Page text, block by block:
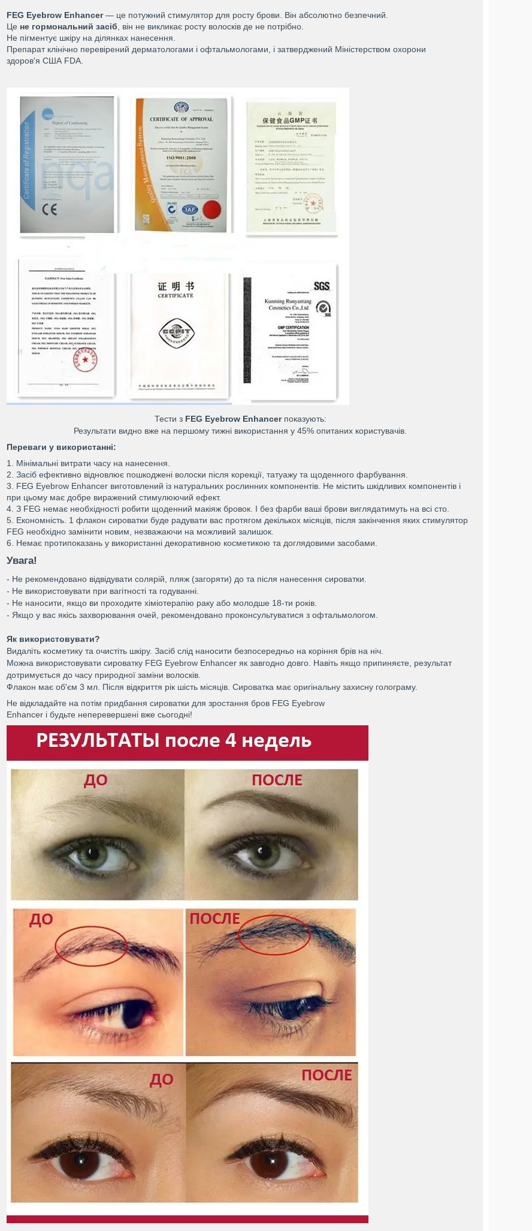
FEG Eyebrow Enhancer— це потужний стимулятор для росту брови. Він абсолютно безпечний.
Це не гормональний засіб , він не викликає росту волосків де не потрібно.
Не пігментує шкіру на ділянках нанесення.
Препарат клінічно перевірений дерматологами і офтальмологами, і затверджений Міністерством охорони
здоров'я США FDA.
Тести зFEG Eyebrow Enhancer показують:
Результати видно вже на першому тижні використання у 45% опитаних користувачів.
Переваги у використанні:
1. Мінімальні витрати часу на нанесення.
2. Засіб ефективно відновлює пошкоджені волоски після корекції, татуажу та щоденного фарбування.
3. FEG Eyebrow Enhancer виготовлений із натуральних рослинних компонентів. Не містить шкідливих компонентів і
при цьому має добре виражений стимулюючий ефект.
4. З FEG немає необхідності робити щоденний макіяж бровок. І без фарби ваші брови виглядатимуть на всі сто.
5. Економність. 1 флакон сироватки буде радувати вас протягом декількох місяців, після закінчення яких стимулятор
FEG необхідно замінити новим, незважаючи на можливий залишок.
6. Немає протипоказань у використанні декоративною косметикою та доглядовими засобами.
Увага!
- Не рекомендовано відвідувати солярій, пляж (загоряти) до та після нанесення сироватки.
- Не використовувати при вагітності та годуванні.
- Не наносити, якщо ви проходите хіміотерапію раку або молодше 18-ти років.
- Якщо у вас якісь захворювання очей, рекомендовано проконсультуватися з офтальмологом.
Як використовувати?
Видаліть косметику та очистіть шкіру. Засіб слід наносити безпосередньо на коріння брів на ніч.
Можна використовувати сироватку FEG Eyebrow Enhancer як завгодно довго. Навіть якщо припиняєте, результат
дотримується до часу природної заміни волосків.
Флакон має об'єм 3 мл. Після відкриття рік шість місяців. Сироватка має оригінальну захисну голограму.
Не відкладайте на потім придбання сироватки для зростання бров FEG Eyebrow
Enhancer і будьте неперевершені вже сьогодні!